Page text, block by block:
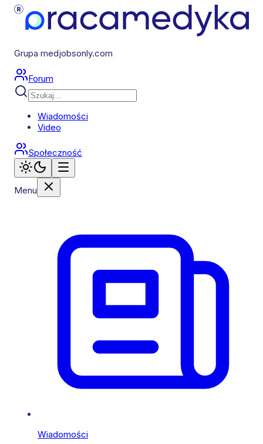
Grupa medjobsonly.com
Forum
Wiadomości
Video
Społeczność
Menu
Wiadomości